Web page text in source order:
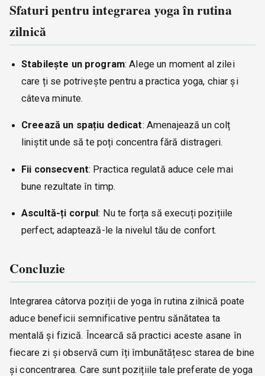
Sfaturi pentru integrarea yoga în rutina
zilnică
Stabilește un program: Alege un moment al zilei
care ți se potrivește pentru a practica yoga, chiar și
câteva minute.
Creează un spațiu dedicat: Amenajează un colț
liniștit unde să te poți concentra fără distrageri.
Fii consecvent: Practica regulată aduce cele mai
bune rezultate în timp.
Ascultă-ți corpul: Nu te forța să execuți pozițiile
perfect; adaptează-le la nivelul tău de confort.
Concluzie
Integrarea câtorva poziții de yoga în rutina zilnică poate
aduce beneficii semnificative pentru sănătatea ta
mentală și fizică. Încearcă să practici aceste asane în
fiecare zi și observă cum îți îmbunătățesc starea de bine
și concentrarea. Care sunt pozițiile tale preferate de yoga